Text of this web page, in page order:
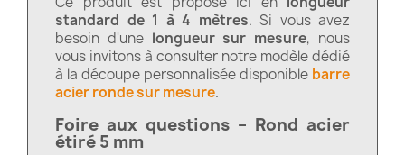
standard de 1 à 4 mètres. Si vous avez
besoin d'une longueur sur mesure, nous
vous invitons à consulter notre modèle dédié
à la découpe personnalisée disponible barre
acier ronde sur mesure.
Foire aux questions – Rond acier
étiré 5 mm